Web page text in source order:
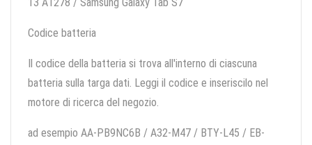
13 A1278 / Samsung Galaxy Tab S7
Codice batteria
Il codice della batteria si trova all'interno di ciascuna
batteria sulla targa dati. Leggi il codice e inseriscilo nel
motore di ricerca del negozio.
ad esempio AA-PB9NC6B / A32-M47 / BTY-L45 / EB-